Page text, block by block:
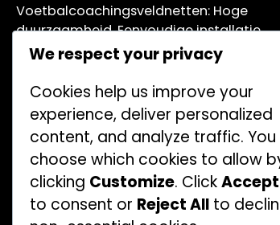
Voetbalcoachingsveldnetten: Hoge
duurzaamheid, Eenvoudige installatie,
Weerbestendig
Draagbaar, Droog uitwisbare
oppervlakte
Voetbal Trainingsmatten:
Antislipoppervlak, Draagbaar,
Gemakkelijk schoon te maken
Voetbalcoachvelduitrusting tassen:
We respect your privacy
Cookies help us improve your
experience, deliver personalized
content, and analyze traffic.
choose which cookies to allow
clicking Customize. Click
to consent or Reject All to